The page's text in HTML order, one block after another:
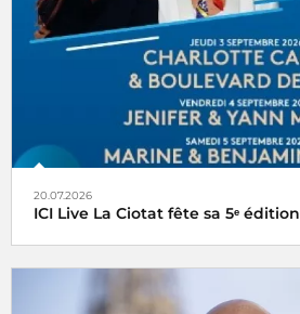
20.07.2026
ICI Live La Ciotat fête sa 5ᵉ édition